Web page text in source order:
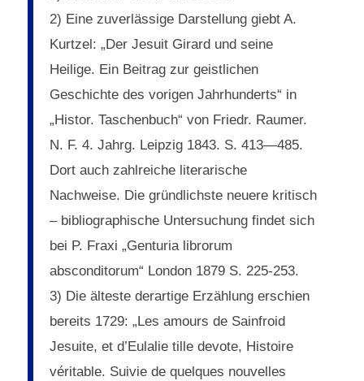
2) Eine zuverlässige Darstellung giebt A.
Kurtzel: „Der Jesuit Girard und seine
Heilige. Ein Beitrag zur geistlichen
Geschichte des vorigen Jahrhunderts“ in
„Histor. Taschenbuch“ von Friedr. Raumer.
N. F. 4. Jahrg. Leipzig 1843. S. 413—485.
Dort auch zahlreiche literarische
Nachweise. Die gründlichste neuere kritisch
– bibliographische Untersuchung findet sich
bei P. Fraxi „Genturia librorum
absconditorum“ London 1879 S. 225-253.
3) Die älteste derartige Erzählung erschien
bereits 1729: „Les amours de Sainfroid
Jesuite, et d’Eulalie tille devote, Histoire
véritable. Suivie de quelques nouvelles